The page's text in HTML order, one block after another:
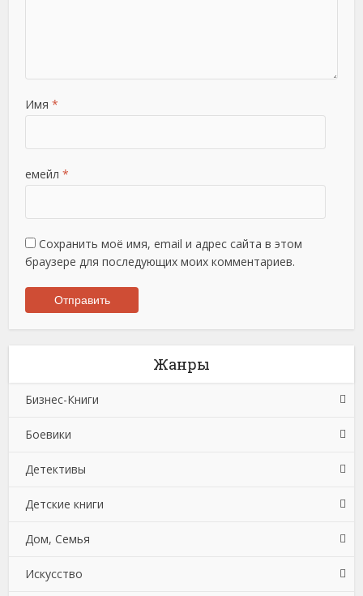
Имя *
емейл *
Сохранить моё имя, email и адрес сайта в этом
браузере для последующих моих комментариев.
Жанры
Бизнес-Книги
Банковское дело
Бухучет, налогообложение, аудит
Делопроизводство
Зарубежная деловая литература
Корпоративная культура
Боевики
Боевики: Прочее
Криминальные боевики
Триллеры
Детективы
Зарубежные детективы
Иронические детективы
Исторические детективы
Детские книги
Детская проза
Детская фантастика
Дом, Семья
Автомобили и ПДД
Искусство